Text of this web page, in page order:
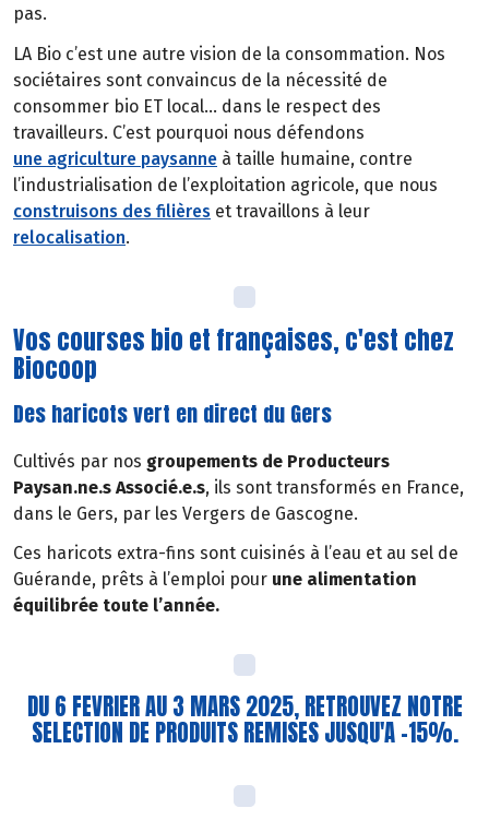
pas.
LA Bio c’est une autre vision de la consommation. Nos
sociétaires sont convaincus de la nécessité de
consommer bio ET local… dans le respect des
travailleurs. C’est pourquoi nous défendons
une agriculture paysanne à taille humaine, contre
l’industrialisation de l’exploitation agricole, que nous
construisons des filières et travaillons à leur
relocalisation.
Vos courses bio et françaises, c'est chez
Biocoop
Des haricots vert en direct du Gers
Cultivés par nos groupements de Producteurs
Paysan.ne.s Associé.e.s, ils sont transformés en France,
dans le Gers, par les Vergers de Gascogne.
Ces haricots extra-fins sont cuisinés à l’eau et au sel de
Guérande, prêts à l’emploi pour une alimentation
équilibrée toute l’année.
DU 6 FEVRIER AU 3 MARS 2025, RETROUVEZ NOTRE
SELECTION DE PRODUITS REMISES JUSQU'A -15%.